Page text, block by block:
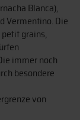
Blanca),
Vermentino. Die
grains,
immer noch
besondere
von